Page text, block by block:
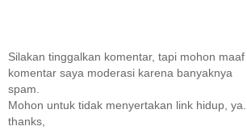
Silakan tinggalkan komentar, tapi mohon maaf
komentar saya moderasi karena banyaknya
spam.
Mohon untuk tidak menyertakan link hidup, ya...
thanks,